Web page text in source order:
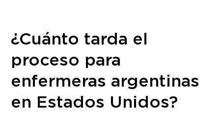
¿Cuánto tarda el
proceso para
enfermeras argentinas
en Estados Unidos?